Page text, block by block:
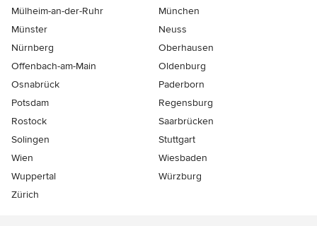
Mülheim-an-der-Ruhr
München
Münster
Neuss
Nürnberg
Oberhausen
Offenbach-am-Main
Oldenburg
Osnabrück
Paderborn
Potsdam
Regensburg
Rostock
Saarbrücken
Solingen
Stuttgart
Wien
Wiesbaden
Wuppertal
Würzburg
Zürich